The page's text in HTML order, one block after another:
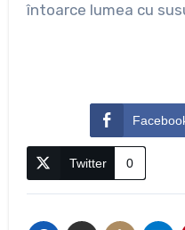
întoarce lumea cu
Twitter 0